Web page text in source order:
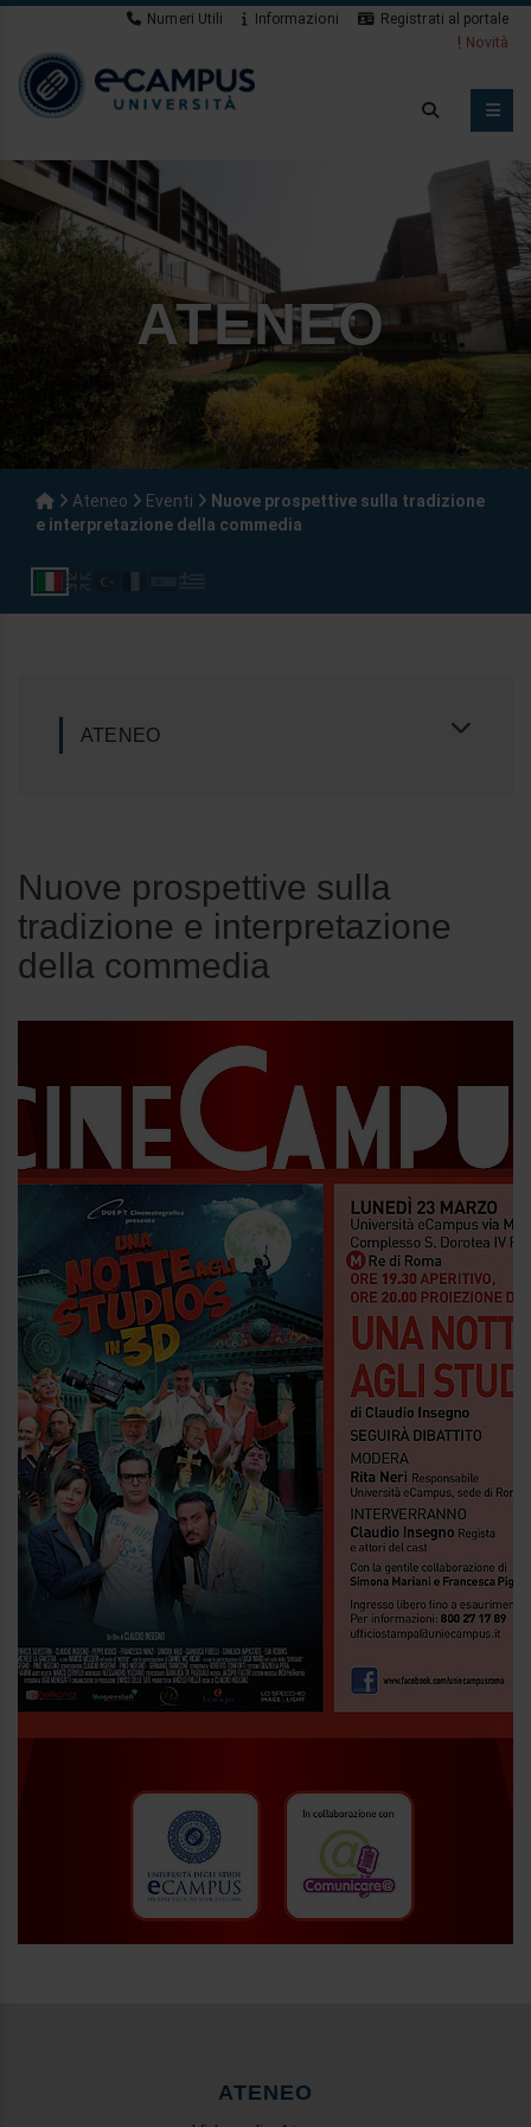
Numeri Utili Informazioni
Registrati al portale
Novità
ATENEO
Ateneo Eventi
Nuove prospettive sulla tradizione
e interpretazione della commedia
ATENEO
Nuove prospettive sulla
tradizione e interpretazione
della commedia
ATENEO